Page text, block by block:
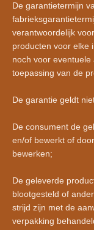
De garantietermijn
verantwoordelijk
producten voor elke
noch voor
toepassing van de
De garantie geldt
De consument de
en/of bewerkt of
bewerken;
De geleverde
blootgesteld of
strijd zijn met de
verpakking